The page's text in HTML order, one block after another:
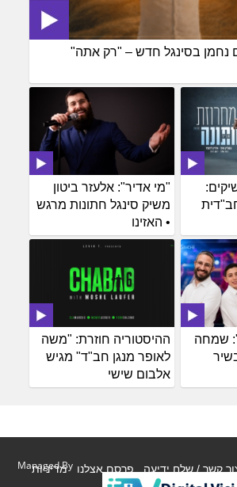
נחמן בסינגל חדש – "רק אתה"
"מי אדיר": אלעזר ביטון
משיק סינגל חתונות מרגש
• האזינו
ההיסטוריה חוזרת: "משה
לאופר מנגן חב"ד" מגיש
אלבום שישי
שמחה
קשר / שלח ידיעה פרסם אצלנו מדיניות
Managed By